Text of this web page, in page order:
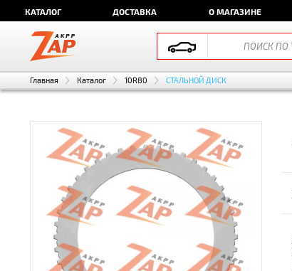
КАТАЛОГ ДОСТАВКА О МАГАЗИНЕ
Главная Каталог 10R80 СТАЛЬНОЙ ДИСК